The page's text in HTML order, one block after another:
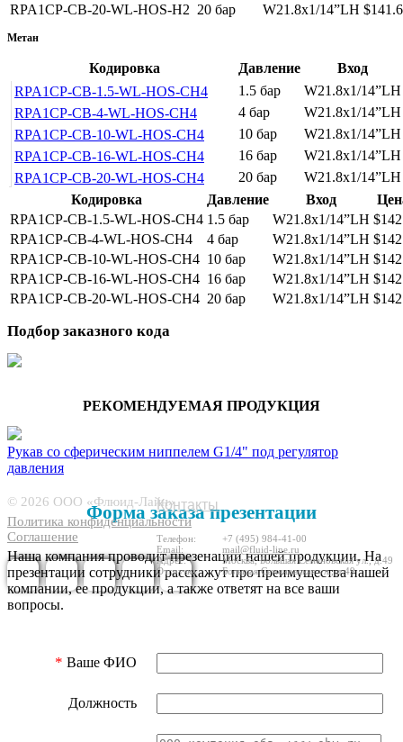
RPA1CP-CB-20-WL-HOS-H2 20 бар W21.8x1/14”LH $141.6
Метан
Кодировка Давление
Вход
RPA1CP-CB-1.5-WL-HOS-СH4
1.5 бар
W21.8x1/14”LH
RPA1CP-CB-4-WL-HOS-СH4
4 бар
W21.8x1/14”LH
RPA1CP-CB-10-WL-HOS-СH4
10 бар
W21.8x1/14”LH
RPA1CP-CB-16-WL-HOS-СH4
16 бар
W21.8x1/14”LH
RPA1CP-CB-20-WL-HOS-СH4
20 бар
W21.8x1/14”LH
Кодировка
Давление Вход
RPA1CP-CB-1.5-WL-HOS-СH4 1.5 бар W21.8x1/14”LH
RPA1CP-CB-4-WL-HOS-СH4
4 бар W21.8x1/14”LH
RPA1CP-CB-10-WL-HOS-СH4 10 бар W21.8x1/14”LH
RPA1CP-CB-16-WL-HOS-СH4 16 бар W21.8x1/14”LH
RPA1CP-CB-20-WL-HOS-СH4 20 бар W21.8x1/14”LH
Подбор заказного кода
РЕКОМЕНДУЕМАЯ ПРОДУКЦИЯ
Рукав со сферическим ниппелем G1/4" под регулятор
давления
© 2026 ООО «Флюид-Лайн»
Политика конфиденциальности
Соглашение
Контакты
Телефон:
Email:
Адрес:
Отгрузка
+7 (495) 984-41-00
mail@fluid-line.ru
Москва,БольшаяCеменовская ул., д.49
БольшаяCеменовская ул., д.49
Форма заказа презентации
Наша компания проводит презенации нашей продукции. На
презентации сотрудники расскажут про преимущества нашей
компании, ее продукции, а также ответят на все ваши
вопросы.
* Ваше ФИО
Должность